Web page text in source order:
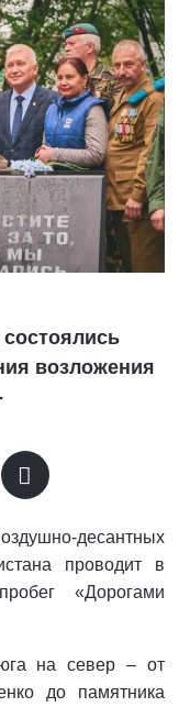
возложения
десантных
проводит в
«Дорогами
на север – от
до памятника